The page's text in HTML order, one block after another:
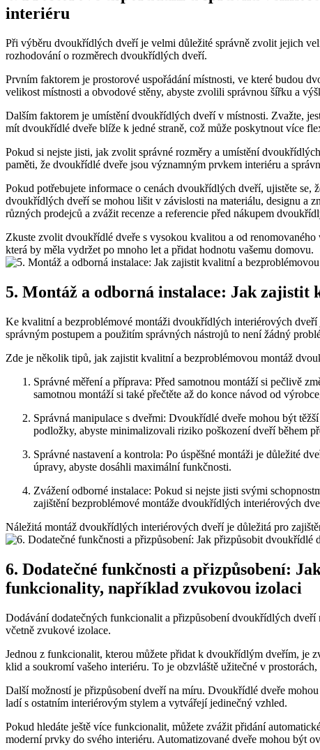
interiéru
Při výběru dvoukřídlých dveří je velmi důležité správně zvolit jejich
rozhodování o rozměrech dvoukřídlých dveří.
Prvním faktorem je prostorové uspořádání místnosti, ve které budou
velikost místnosti a obvodové stěny, abyste zvolili správnou šířku a
Dalším faktorem je umístění dvoukřídlých dveří v místnosti. Zvažte,
mít dvoukřídlé dveře blíže k jedné straně, což může poskytnout více
Pokud si nejste jisti, jak zvolit správné rozměry a umístění
paměti, že dvoukřídlé dveře jsou významným prvkem interiéru a
Pokud potřebujete informace o cenách dvoukřídlých dveří, ujistěte
dvoukřídlých dveří se mohou lišit v závislosti na materiálu, designu a
různých prodejců a zvážit recenze a referencie před nákupem
Zkuste zvolit dvoukřídlé dveře s vysokou kvalitou a od
která by měla vydržet po mnoho let a přidat hodnotu vašemu domovu.
5. Montáž a odborná instalace: Jak
Ke kvalitní a bezproblémové montáži dvoukřídlých interiérových
správným postupem a použitím správných nástrojů to není žádný
Zde je několik tipů, jak zajistit kvalitní a bezproblémovou montáž
Správné měření a příprava: Před samotnou montáží si pečlivě
samotnou montáží si také přečtěte až do konce návod od
Správná manipulace s dveřmi: Dvoukřídlé dveře mohou být
podložky, abyste minimalizovali riziko poškození dveří během
Správné nastavení a kontrola: Po úspěšné montáži je důležité
úpravy, abyste dosáhli maximální funkčnosti.
Zvážení odborné instalace: Pokud si nejste jisti svými
zajištění bezproblémové montáže dvoukřídlých interiérových
Náležitá montáž dvoukřídlých interiérových dveří je důležitá pro
6. Dodatečné funkčnosti a přizpůsobení:
funkcionality, například zvukovou izolaci
Dodávání dodatečných funkcionalit a přizpůsobení dvoukřídlých
včetně zvukové izolace.
Jednou z funkcionalit, kterou můžete přidat k dvoukřídlým dveřím, je
klid a soukromí vašeho interiéru. To je obzvláště užitečné v
Další možností je přizpůsobení dveří na míru. Dvoukřídlé dveře
ladí s ostatním interiérovým stylem a vytvářejí jedinečný vzhled.
Pokud hledáte ještě více funkcionalit, můžete zvážit přidání
moderní prvky do svého interiéru. Automatizované dveře mohou být